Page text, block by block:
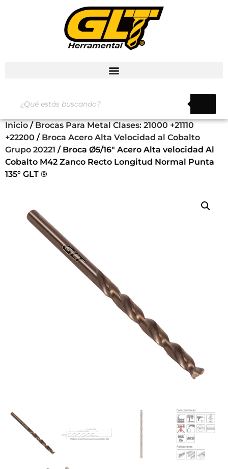
Inicio / Brocas Para Metal Clases: 21000 +21110
+22200 / Broca Acero Alta Velocidad al Cobalto
Grupo 20221 / Broca Ø5/16″ Acero Alta velocidad Al
Cobalto M42 Zanco Recto Longitud Normal Punta
135° GLT ®